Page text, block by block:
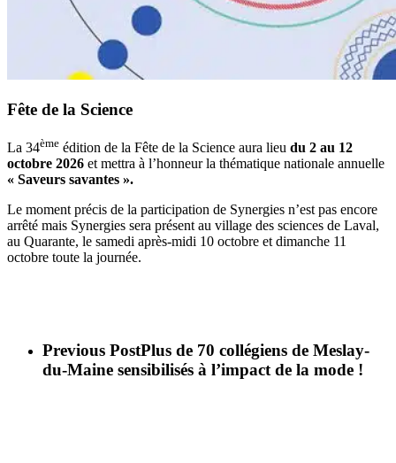
Fête de la Science
La 34ème édition de la Fête de la Science aura lieu du 2 au 12
octobre 2026 et mettra à l’honneur la thématique nationale annuelle
« Saveurs savantes ».
Le moment précis de la participation de Synergies n’est pas encore
arrêté mais Synergies sera présent au village des sciences de Laval,
au Quarante, le samedi après-midi 10 octobre et dimanche 11
octobre toute la journée.
Previous PostPlus de 70 collégiens de Meslay-
du-Maine sensibilisés à l’impact de la mode !